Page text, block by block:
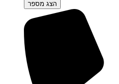
הצג מספר